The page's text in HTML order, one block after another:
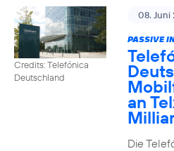
Credits: Telefónica
Deutschland
08. Juni
PASSIVE
an
Die